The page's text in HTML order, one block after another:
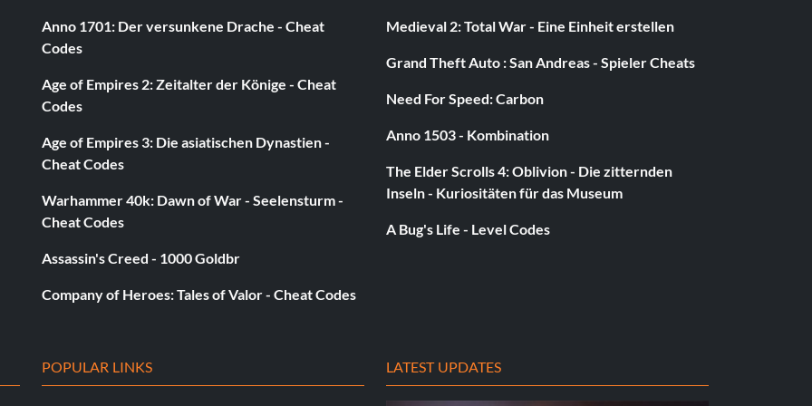
tippen Sie den rechten Analog-Stick nach
versuchen möchte.
sehr gut nur Punkte mit ihm. Achte aber darauf,
bei den Bobcats. Sie werden jedes Spiel
Modus und schaffe 20 Schüsse in Folge. Mache
Anno 1701: Der versunkene Drache - Cheat
Codes
Age of Empires 2: Zeitalter der Könige - Cheat
Codes
Age of Empires 3: Die asiatischen Dynastien -
Cheat Codes
Warhammer 40k: Dawn of War - Seelensturm -
Cheat Codes
Assassin's Creed - 1000 Goldbr
Company of Heroes: Tales of Valor - Cheat Codes
Medieval 2: Total War - Eine Einheit erstellen
Grand Theft Auto : San Andreas - Spieler Cheats
Need For Speed: Carbon
Anno 1503 - Kombination
The Elder Scrolls 4: Oblivion - Die zitternden
Inseln - Kuriositäten für das Museum
A Bug's Life - Level Codes
POPULAR LINKS LATEST UPDATES